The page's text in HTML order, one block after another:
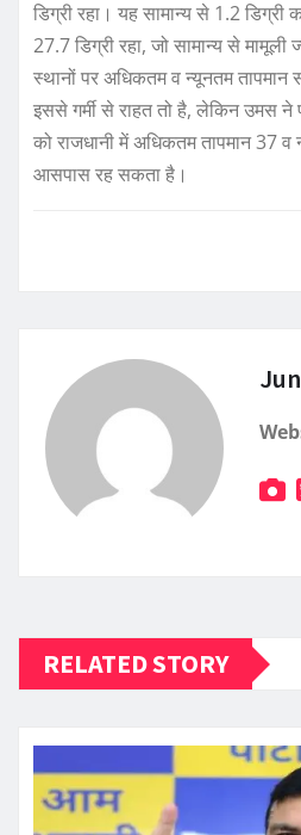
डिग्री रहा। यह सामान्य से 1.2 डिग्री
27.7 डिग्री रहा, जो सामान्य से मामूली
स्थानों पर अधिकतम व न्यूनतम तापमान
इससे गर्मी से राहत तो है, लेकिन उमस ने
को राजधानी में अधिकतम तापमान 37 व
आसपास रह सकता है।
RELATED STORY